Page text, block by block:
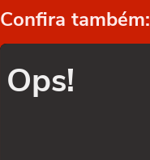
Confira também:
Ops!